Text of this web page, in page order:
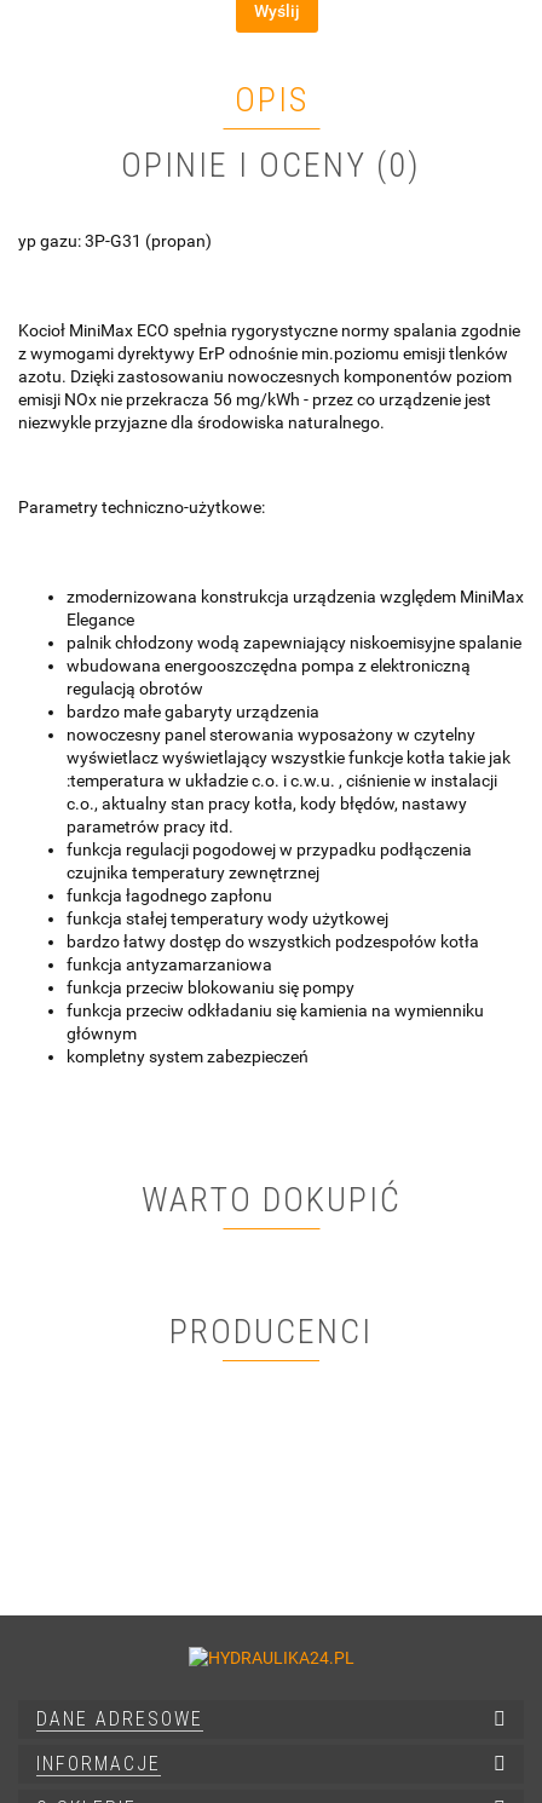
Wyślij
OPIS
OPINIE I OCENY (0)
yp gazu: 3P-G31 (propan)
Kocioł MiniMax ECO spełnia rygorystyczne normy spalania zgodnie
z wymogami dyrektywy ErP odnośnie min.poziomu emisji tlenków
azotu. Dzięki zastosowaniu nowoczesnych komponentów poziom
emisji NOx nie przekracza 56 mg/kWh - przez co urządzenie jest
niezwykle przyjazne dla środowiska naturalnego.
Parametry techniczno-użytkowe:
zmodernizowana konstrukcja urządzenia względem MiniMax
Elegance
palnik chłodzony wodą zapewniający niskoemisyjne spalanie
wbudowana energooszczędna pompa z elektroniczną
regulacją obrotów
bardzo małe gabaryty urządzenia
nowoczesny panel sterowania wyposażony w czytelny
wyświetlacz wyświetlający wszystkie funkcje kotła takie jak
:temperatura w układzie c.o. i c.w.u. , ciśnienie w instalacji
c.o., aktualny stan pracy kotła, kody błędów, nastawy
parametrów pracy itd.
funkcja regulacji pogodowej w przypadku podłączenia
czujnika temperatury zewnętrznej
funkcja łagodnego zapłonu
funkcja stałej temperatury wody użytkowej
bardzo łatwy dostęp do wszystkich podzespołów kotła
funkcja antyzamarzaniowa
funkcja przeciw blokowaniu się pompy
funkcja przeciw odkładaniu się kamienia na wymienniku
głównym
kompletny system zabezpieczeń
WARTO DOKUPIĆ
PRODUCENCI
DANE ADRESOWE
INFORMACJE